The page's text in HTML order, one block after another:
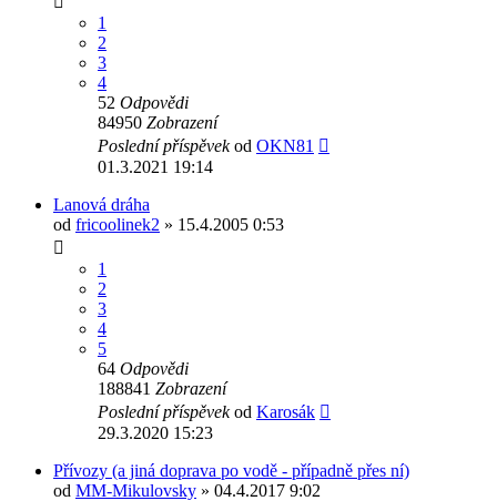
1
2
3
4
52 Odpovědi
84950 Zobrazení
Poslední příspěvekod OKN81
01.3.2021 19:14
Lanová dráha
od fricoolinek2 » 15.4.2005 0:53
1
2
3
4
5
64 Odpovědi
188841 Zobrazení
Poslední příspěvekod Karosák
29.3.2020 15:23
Přívozy (a jiná doprava po vodě - případně přes ní)
od MM-Mikulovsky » 04.4.2017 9:02